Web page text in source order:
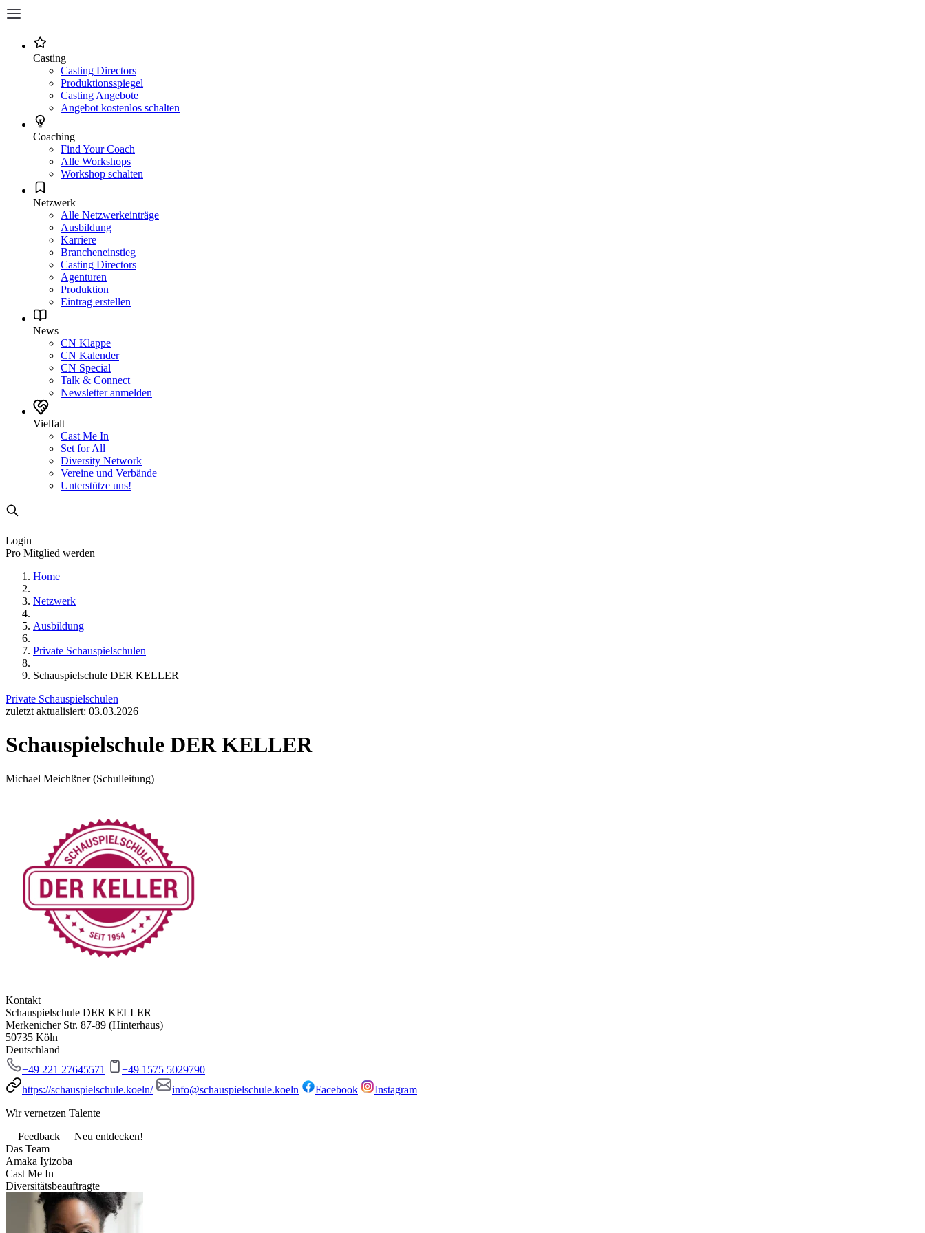
Casting
Casting Directors
Produktionsspiegel
Casting Angebote
Angebot kostenlos schalten
Coaching
Find Your Coach
Alle Workshops
Workshop schalten
Netzwerk
Alle Netzwerkeinträge
Ausbildung
Karriere
Brancheneinstieg
Casting Directors
Agenturen
Produktion
Eintrag erstellen
News
CN Klappe
CN Kalender
CN Special
Talk & Connect
Newsletter anmelden
Vielfalt
Cast Me In
Set for All
Diversity Network
Vereine und Verbände
Unterstütze uns!
Login
Pro Mitglied werden
Home
Netzwerk
Ausbildung
Private Schauspielschulen
Schauspielschule DER KELLER
Private Schauspielschulen
zuletzt aktualisiert: 03.03.2026
Schauspielschule DER KELLER
Michael Meichßner (Schulleitung)
Kontakt
Schauspielschule DER KELLER
Merkenicher Str. 87-89 (Hinterhaus)
50735 Köln
Deutschland
+49 221 27645571
+49 1575 5029790
https://schauspielschule.koeln/
info@schauspielschule.koeln Facebook
Instagram
Wir vernetzen Talente
Feedback
Neu entdecken!
Das Team
Amaka Iyizoba
Cast Me In
Diversitätsbeauftragte